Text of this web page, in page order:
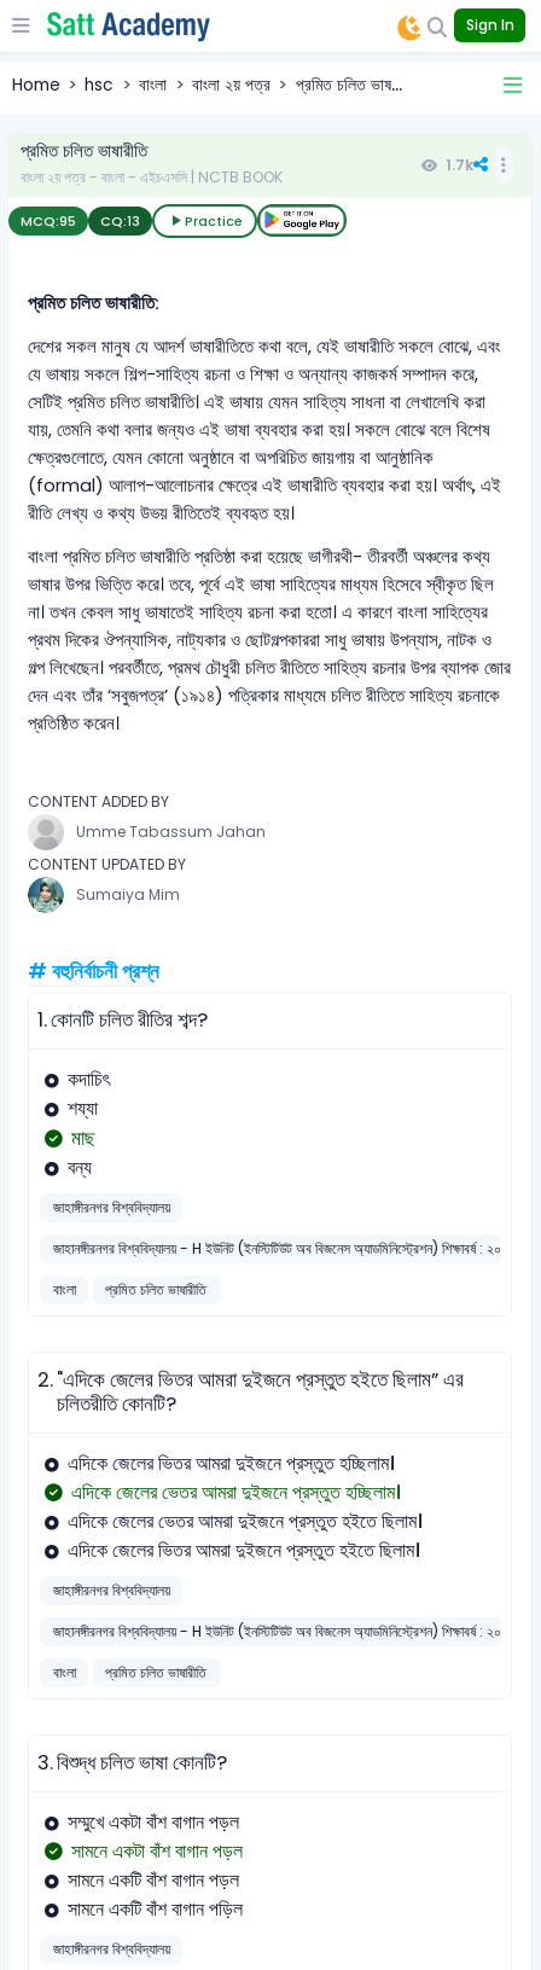
Sign In
Home hsc বাংলা বাংলা ২য় পত্র প্রমিত চলিত ভাষ...
প্রমিত চলিত ভাষারীতি
বাংলা ২য় পত্র - বাংলা - এইচএসসি | NCTB BOOK
1.7k
MCQ:95 CQ:13 Practice
প্রমিত চলিত ভাষারীতি:
দেশের সকল মানুষ যে আদর্শ ভাষারীতিতে কথা বলে, যেই ভাষারীতি সকলে বোঝে, এবং
যে ভাষায় সকলে শিল্প-সাহিত্য রচনা ও শিক্ষা ও অন্যান্য কাজকর্ম সম্পাদন করে,
সেটিই প্রমিত চলিত ভাষারীতি। এই ভাষায় যেমন সাহিত্য সাধনা বা লেখালেখি করা
যায়, তেমনি কথা বলার জন্যও এই ভাষা ব্যবহার করা হয়। সকলে বোঝে বলে বিশেষ
ক্ষেত্রগুলোতে, যেমন কোনো অনুষ্ঠানে বা অপরিচিত জায়গায় বা আনুষ্ঠানিক
(formal) আলাপ-আলোচনার ক্ষেত্রে এই ভাষারীতি ব্যবহার করা হয়। অর্থাৎ, এই
রীতি লেখ্য ও কথ্য উভয় রীতিতেই ব্যবহৃত হয়।
বাংলা প্রমিত চলিত ভাষারীতি প্রতিষ্ঠা করা হয়েছে ভাগীরথী- তীরবর্তী অঞ্চলের কথ্য
ভাষার উপর ভিত্তি করে। তবে, পূর্বে এই ভাষা সাহিত্যের মাধ্যম হিসেবে স্বীকৃত ছিল
না। তখন কেবল সাধু ভাষাতেই সাহিত্য রচনা করা হতো। এ কারণে বাংলা সাহিত্যের
প্রথম দিকের ঔপন্যাসিক, নাট্যকার ও ছোটগল্পকাররা সাধু ভাষায় উপন্যাস, নাটক ও
গল্প লিখেছেন। পরবর্তীতে, প্রমথ চৌধুরী চলিত রীতিতে সাহিত্য রচনার উপর ব্যাপক জোর
দেন এবং তাঁর ‘সবুজপত্র’ (১৯১৪) পত্রিকার মাধ্যমে চলিত রীতিতে সাহিত্য রচনাকে
প্রতিষ্ঠিত করেন।
CONTENT ADDED BY
Umme Tabassum Jahan
CONTENT UPDATED BY
Sumaiya Mim
# বহুনির্বাচনী প্রশ্ন
1.কোনটি চলিত রীতির শব্দ?
কদাচিৎ
শয্যা
মাছ
বন্য
জাহাঙ্গীরনগর বিশ্ববিদ্যালয়
জাহানঙ্গীরনগর বিশ্ববিদ্যালয় - H ইউনিট (ইনস্টিটিউট অব বিজনেস অ্যাডমিনিস্ট্রেশন) শিক্ষাবর্ষ : ২০১৯-
বাংলা
প্রমিত চলিত ভাষারীতি
2."এদিকে জেলের ভিতর আমরা দুইজনে প্রস্তুত হইতে ছিলাম” এর
চলিতরীতি কোনটি?
এদিকে জেলের ভিতর আমরা দুইজনে প্রস্তুত হচ্ছিলাম।
এদিকে জেলের ভেতর আমরা দুইজনে প্রস্তুত হচ্ছিলাম।
এদিকে জেলের ভেতর আমরা দুইজনে প্রস্তুত হইতে ছিলাম।
এদিকে জেলের ভিতর আমরা দুইজনে প্রস্তুত হইতে ছিলাম।
জাহাঙ্গীরনগর বিশ্ববিদ্যালয়
জাহানঙ্গীরনগর বিশ্ববিদ্যালয় - H ইউনিট (ইনস্টিটিউট অব বিজনেস অ্যাডমিনিস্ট্রেশন) শিক্ষাবর্ষ : ২০২০
বাংলা
প্রমিত চলিত ভাষারীতি
3.বিশুদ্ধ চলিত ভাষা কোনটি?
সম্মুখে একটা বাঁশ বাগান পড়ল
সামনে একটা বাঁশ বাগান পড়ল
সামনে একটি বাঁশ বাগান পড়ল
সামনে একটি বাঁশ বাগান পড়িল
জাহাঙ্গীরনগর বিশ্ববিদ্যালয়